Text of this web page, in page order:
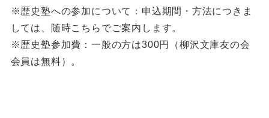
※歴史塾への参加について：申込期間・方法につきま
しては、随時こちらでご案内します。
※歴史塾参加費：一般の方は300円（柳沢文庫友の会
会員は無料）。